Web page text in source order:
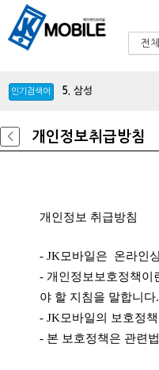
전
인기검색어
6. 가정용충전기
8.
보조배터리
9.울트라
14.아이패드
16. 블루투스
17.m336
18.
19.A24
20. A23
1. Z플립7
개인정보취급방침
개인정보 취급방침
- JK모바일은 온라인
- 개인정보보호정책이
야 할 지침을 말합니다.
- JK모바일의 보호정
- 본 보호정책은 관련